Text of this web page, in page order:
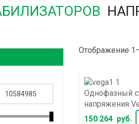
Отображение
Однофазный
напряжения
150 264 руб.